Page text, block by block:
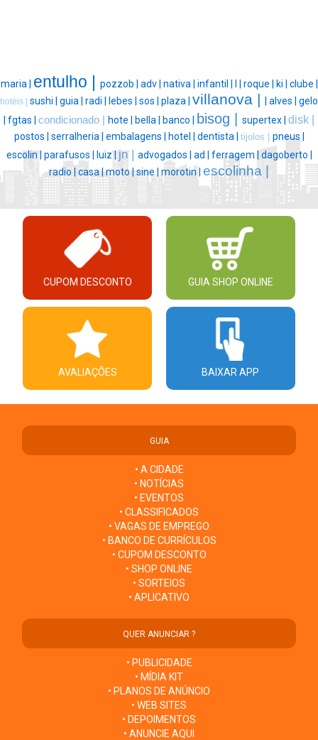
maria | entulho | pozzob | adv | nativa | infantil | roque | ki | clube |
hotéis | sushi | guia | radi | lebes | sos | plaza | villanova | alves | gelo
fgtas | condicionado | hote | bella | banco | bisog | supertex | disk |
postos | serralheria | embalagens | hotel | dentista | tijolos | pneus |
escolin | parafusos | luiz |jn | advogados | ad | ferragem | dagoberto |
radio | casa |moto |sine | morotin | escolinha |
CUPOM DESCONTO GUIA SHOP ONLINE
AVALIAÇÕES BAIXAR APP
GUIA
• A CIDADE
• NOTÍCIAS
• EVENTOS
• CLASSIFICADOS
• VAGAS DE EMPREGO
• BANCO DE CURRÍCULOS
• CUPOM DESCONTO
• SHOP ONLINE
• SORTEIOS
• APLICATIVO
QUER ANUNCIAR ?
• PUBLICIDADE
• MÍDIA KIT
• PLANOS DE ANÚNCIO
• WEB SITES
• DEPOIMENTOS
• ANUNCIE AQUI